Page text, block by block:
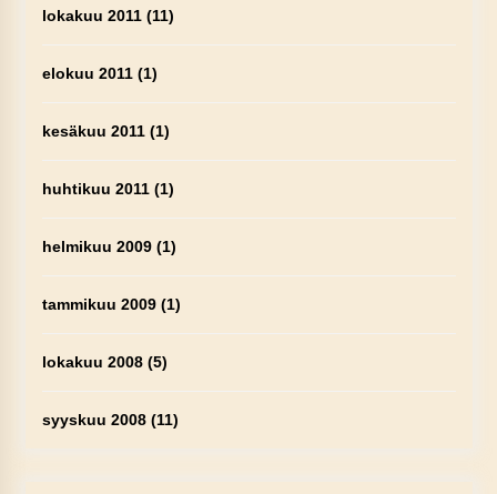
lokakuu 2011(11)
elokuu 2011(1)
kesäkuu 2011(1)
huhtikuu 2011(1)
helmikuu 2009(1)
tammikuu 2009(1)
lokakuu 2008(5)
syyskuu 2008(11)